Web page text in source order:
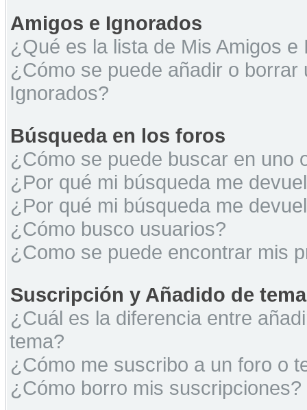
Amigos e Ignorados
¿Qué es la lista de Mis Amigos e
¿Cómo se puede añadir o
Ignorados?
Búsqueda en los foros
¿Cómo se puede buscar en uno
¿Por qué mi búsqueda me
¿Por qué mi búsqueda me
¿Cómo busco usuarios?
¿Como se puede encontrar mis
Suscripción y Añadido de
¿Cuál es la diferencia entre
tema?
¿Cómo me suscribo a un foro o
¿Cómo borro mis suscripciones?